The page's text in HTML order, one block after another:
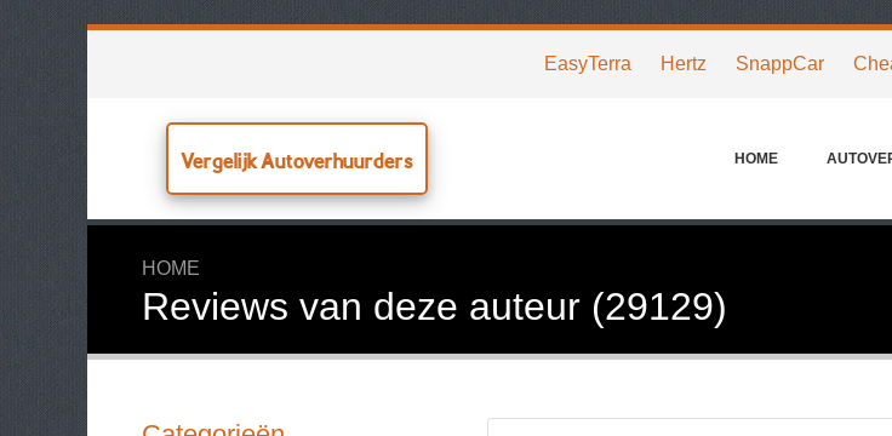
EasyTerra Hertz SnappCar
Vergelijk Autoverhuurders HOME
HOME
Reviews van deze auteur (29129)